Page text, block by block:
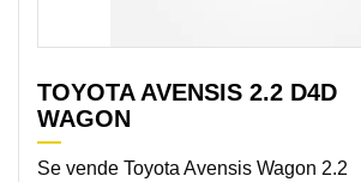
TOYOTA AVENSIS 2.2 D4D
WAGON
Se vende Toyota Avensis Wagon 2.2